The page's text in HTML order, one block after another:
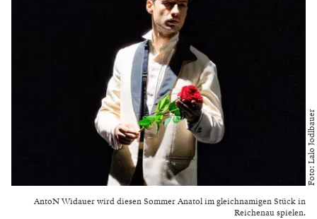
AntoN Widauer wird diesen Sommer Anatol im gleichnamigen Stück in
Reichenau spielen.
Foto: Lalo Jodlbauer